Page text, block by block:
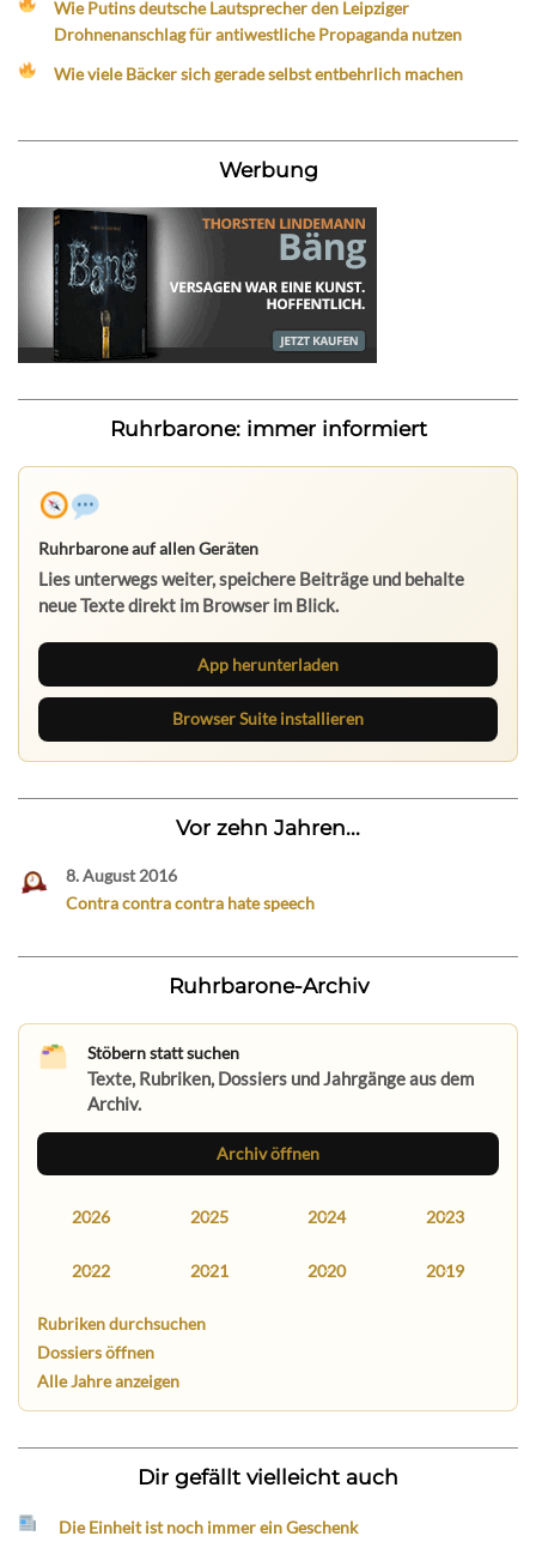
Wie Putins deutsche Lautsprecher den Leipziger
Drohnenanschlag für antiwestliche Propaganda nutzen
Wie viele Bäcker sich gerade selbst entbehrlich machen
Werbung
Ruhrbarone: immer informiert
Ruhrbarone auf allen Geräten
Lies unterwegs weiter, speichere Beiträge und behalte
neue Texte direkt im Browser im Blick.
App herunterladen
Browser Suite installieren
Vor zehn Jahren...
8. August 2016
Contra contra contra hate speech
Ruhrbarone-Archiv
Stöbern statt suchen
Texte, Rubriken, Dossiers und Jahrgänge aus dem
Archiv.
Archiv öffnen
2026 2025 2024 2023
2022 2021 2020 2019
Rubriken durchsuchen
Dossiers öffnen
Alle Jahre anzeigen
Dir gefällt vielleicht auch
Die Einheit ist noch immer ein Geschenk